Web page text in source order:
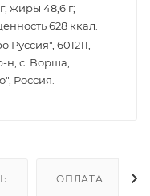
жиры 48,6 г;
628 ккал.
601211,
н, с. Ворша,
Россия.
ОПЛАТА